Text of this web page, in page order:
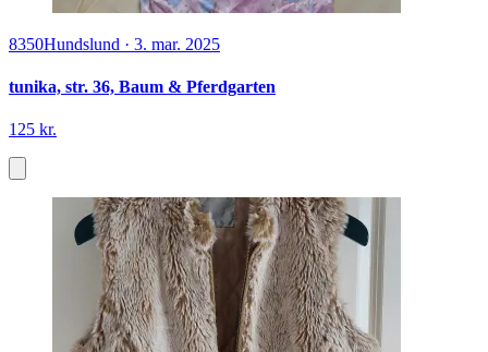
8350Hundslund · 3. mar. 2025
tunika, str. 36, Baum & Pferdgarten
125 kr.